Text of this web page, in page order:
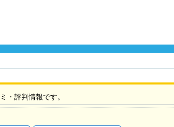
・評判情報です。